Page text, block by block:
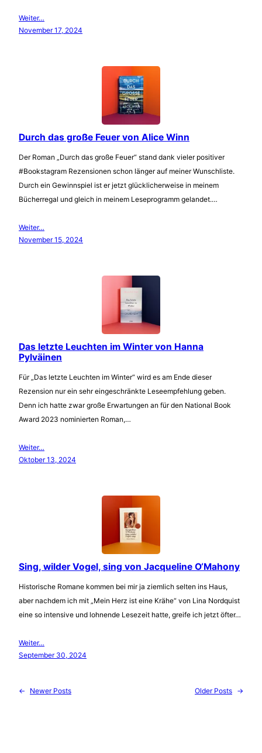
Weiter…
November 17, 2024
Durch das große Feuer von Alice Winn
Der Roman „Durch das große Feuer“ stand dank vieler positiver
#Bookstagram Rezensionen schon länger auf meiner Wunschliste.
Durch ein Gewinnspiel ist er jetzt glücklicherweise in meinem
Bücherregal und gleich in meinem Leseprogramm gelandet.…
Weiter…
November 15, 2024
Das letzte Leuchten im Winter von Hanna
Pylväinen
Für „Das letzte Leuchten im Winter“ wird es am Ende dieser
Rezension nur ein sehr eingeschränkte Leseempfehlung geben.
Denn ich hatte zwar große Erwartungen an für den National Book
Award 2023 nominierten Roman,…
Weiter…
Oktober 13, 2024
Sing, wilder Vogel, sing von Jacqueline O‘Mahony
Historische Romane kommen bei mir ja ziemlich selten ins Haus,
aber nachdem ich mit „Mein Herz ist eine Krähe“ von Lina Nordquist
eine so intensive und lohnende Lesezeit hatte, greife ich jetzt öfter…
Weiter…
September 30, 2024
← Newer Posts Older Posts →